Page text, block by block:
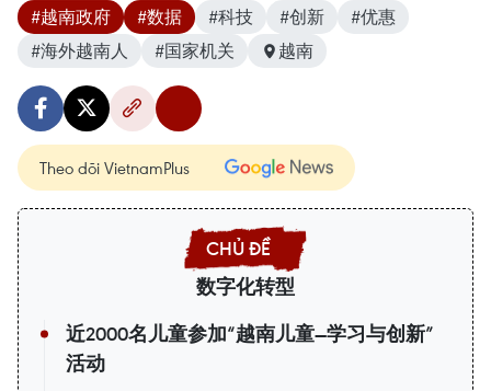
#越南政府 #数据 #科技 #创新
#优惠
#海外越南人
#国家机关 越南
Theo dõi VietnamPlus
数字化转型
近2000名儿童参加“越南儿童—学习与创新”
活动